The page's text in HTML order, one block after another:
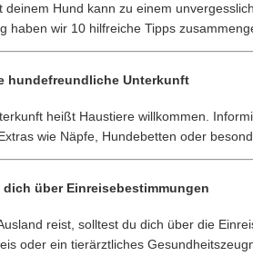
deinem Hund kann zu einem
haben wir 10 hilfreiche Tipps
hundefreundliche Unterkunft
heißt Haustiere willkommen.
wie Näpfe, Hundebetten oder
dich über Einreisebestimmungen
reist, solltest du dich über die
oder ein tierärztliches